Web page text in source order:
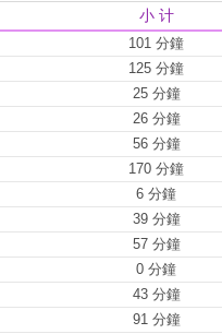
小 计
101 分鐘
125 分鐘
25 分鐘
26 分鐘
56 分鐘
170 分鐘
6 分鐘
39 分鐘
57 分鐘
0 分鐘
43 分鐘
91 分鐘